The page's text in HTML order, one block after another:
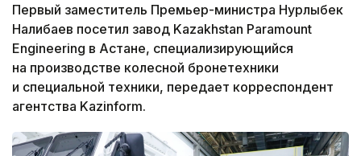
Первый заместитель Премьер-министра Нурлыбек
Налибаев посетил завод Kazakhstan Paramount
Engineering в Астане, специализирующийся
на производстве колесной бронетехники
и специальной техники, передает корреспондент
агентства Kazinform.